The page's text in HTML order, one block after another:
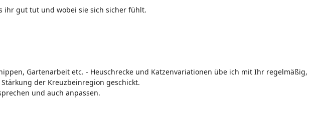
ihr gut tut und wobei sie sich sicher fühlt.
Gartenarbeit etc. - Heuschrecke und Katzenvariationen übe ich mit Ihr regelmäßig,
der Kreuzbeinregion geschickt.
und auch anpassen.